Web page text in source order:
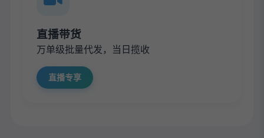
直播带货
万单级批量代发，当日揽收
直播专享